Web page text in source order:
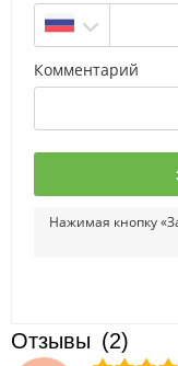
Комментарий
Нажимая кнопку
Отзывы (2)